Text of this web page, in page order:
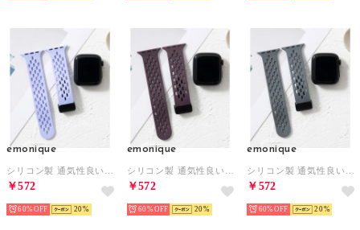
emonique
￥572
60% 20
emonique
￥572
60% 20
emonique
￥572
60% 20